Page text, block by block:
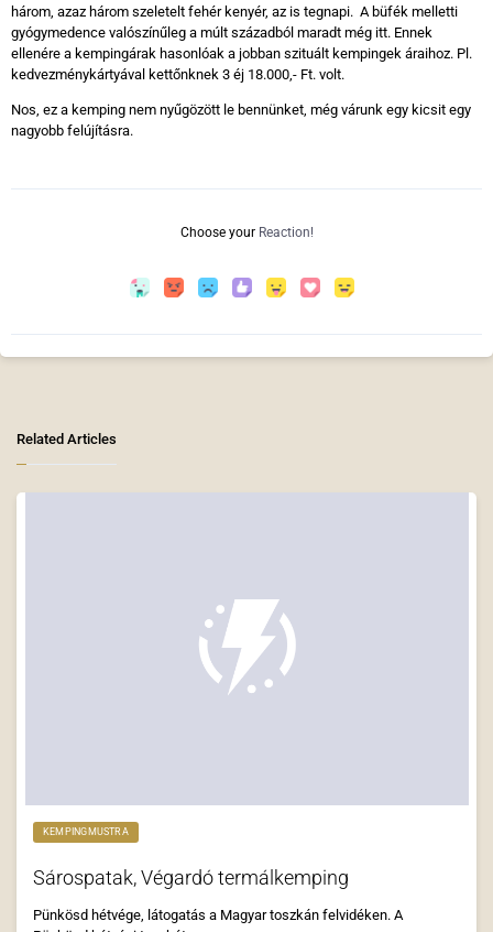
három, azaz három szeletelt fehér kenyér, az is tegnapi. A büfék melletti
gyógymedence valószínűleg a múlt századból maradt még itt. Ennek
ellenére a kempingárak hasonlóak a jobban szituált kempingek áraihoz. Pl.
kedvezménykártyával kettőnknek 3 éj 18.000,- Ft. volt.
Nos, ez a kemping nem nyűgözött le bennünket, még várunk egy kicsit egy
nagyobb felújításra.
Choose your Reaction!
Related Articles
KEMPINGMUSTRA
Sárospatak, Végardó termálkemping
Pünkösd hétvége, látogatás a Magyar toszkán felvidéken. A